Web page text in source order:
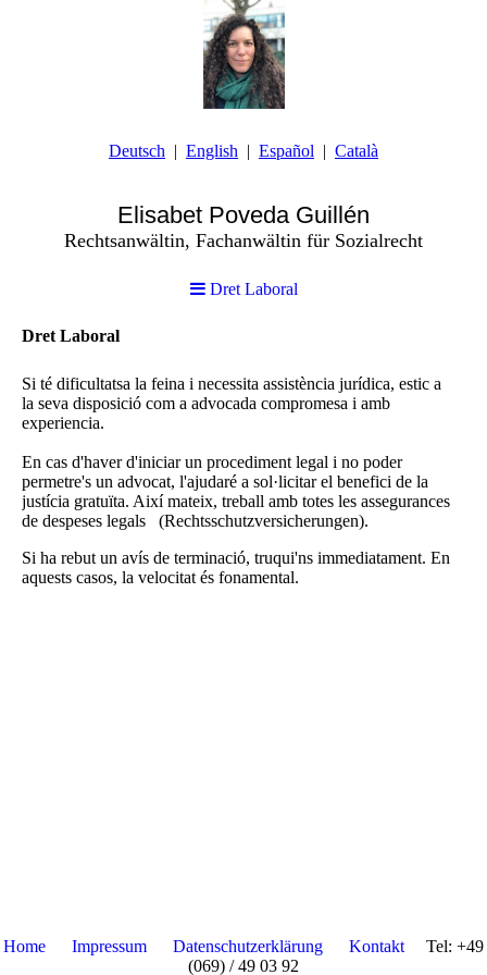
Deutsch English Español Català
Elisabet Poveda Guillén
Rechtsanwältin, Fachanwältin für Sozialrecht
Dret Laboral
Dret Laboral
Si té dificultatsa la feina i necessita assistència jurídica, estic a
la seva disposició com a advocada compromesa i amb
experiencia.
En cas d'haver d'iniciar un procediment legal i no poder
permetre's un advocat, l'ajudaré a sol·licitar el benefici de la
justícia gratuïta. Així mateix, treball amb totes les assegurances
de despeses legals (Rechtsschutzversicherungen).
Si ha rebut un avís de terminació, truqui'ns immediatament. En
aquests casos, la velocitat és fonamental.
Home Impressum Datenschutzerklärung Kontakt Tel: +49
(069) / 49 03 92